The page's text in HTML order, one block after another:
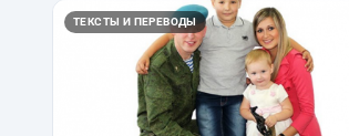
ТЕКСТЫ И ПЕРЕВОДЫ